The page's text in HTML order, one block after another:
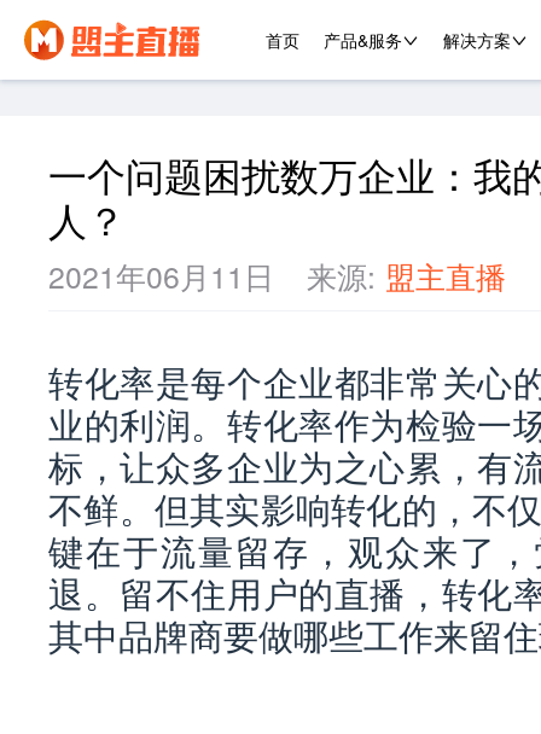
首页 产品&服务 解决方案
一个问题困扰数万企业：我
人？
2021年06月11日 来源: 盟主直播
转化率是每个企业都非常关心
业的利润。转化率作为检验一
标，让众多企业为之心累，有
不鲜。但其实影响转化的，不
键在于流量留存，观众来了
退。留不住用户的直播，转化
其中品牌商要做哪些工作来留